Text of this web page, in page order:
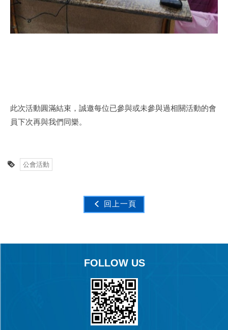
此次活動圓滿結束，誠邀每位已參與或未參與過相關活動的會
員下次再與我們同樂。
公會活動
回上一頁
FOLLOW US